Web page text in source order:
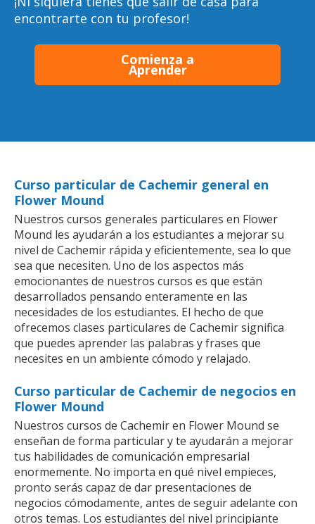
encontrarte con tu profesor!
Comienza a
Aprender
Curso particular de Cachemir general en
Flower Mound
Nuestros cursos generales particulares en Flower
Mound les ayudarán a los estudiantes a mejorar su
nivel de Cachemir rápida y eficientemente, sea lo que
sea que necesiten. Uno de los aspectos más
emocionantes de nuestros cursos es que están
desarrollados pensando enteramente en las
necesidades de los estudiantes. El hecho de que
ofrecemos clases particulares de Cachemir significa
que puedes aprender las palabras y frases que
necesites en un ambiente cómodo y relajado.
Curso particular de Cachemir de negocios en
Flower Mound
Nuestros cursos de Cachemir en Flower Mound se
enseñan de forma particular y te ayudarán a mejorar
tus habilidades de comunicación empresarial
enormemente. No importa en qué nivel empieces,
pronto serás capaz de dar presentaciones de
negocios cómodamente, antes de seguir adelante con
otros temas. Los estudiantes del nivel principiante